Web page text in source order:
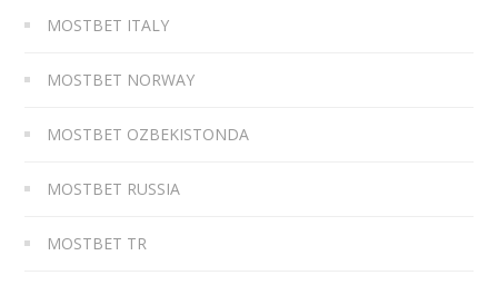
MOSTBET ITALY
MOSTBET NORWAY
MOSTBET OZBEKISTONDA
MOSTBET RUSSIA
MOSTBET TR